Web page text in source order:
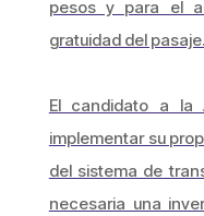
pesos y para el
gratuidad del pasaje.
El candidato a la
implementar su
del sistema de
necesaria una